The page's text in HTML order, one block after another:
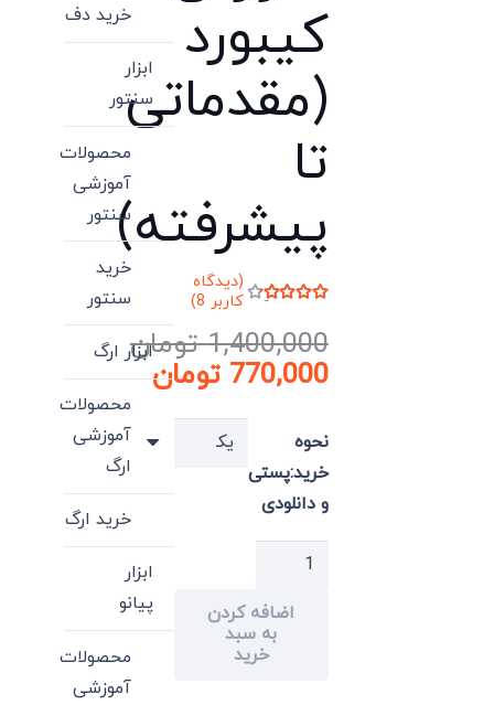
کیبورد
(مقدماتی
تا
پیشرفته)
4.00از 5 امتیاز
8
مشتری
(دیدگاه
کاربر 8
)
1,400,000 تومان
قیمت
1,400,000 تومان
بود.
770,000 تومان
فعلی:
770,000 تومان.
نحوه
خرید:پستی
و دانلودی
اضافه کردن
به سبد
خرید
خرید دف
ابزار
سنتور
محصولات
آموزشی
سنتور
خرید
سنتور
ابزار ارگ
محصولات
آموزشی
ارگ
خرید ارگ
ابزار
پیانو
محصولات
آموزشی